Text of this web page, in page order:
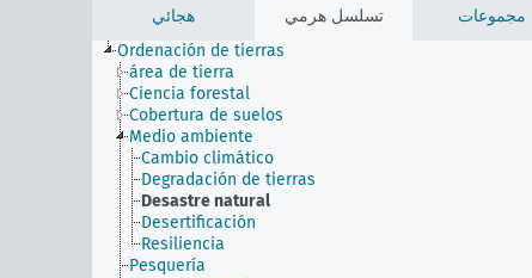
هجائي تسلسل هرمي
مجموعات
Ordenación de tierras
área de tierra
Ciencia forestal
Cobertura de suelos
Medio ambiente
Cambio climático
Degradación de tierras
Desastre natural
Desertificación
Resiliencia
Pesquería